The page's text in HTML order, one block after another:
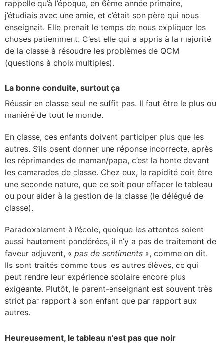
rappelle qu’à l’époque, en 6ème année primaire,
j’étudiais avec une amie, et c’était son père qui nous
enseignait. Elle prenait le temps de nous expliquer les
choses patiemment. C’est elle qui a appris à la majorité
de la classe à résoudre les problèmes de QCM
(questions à choix multiples).
La bonne conduite, surtout ça
Réussir en classe seul ne suffit pas. Il faut être le plus ou
maniéré de tout le monde.
En classe, ces enfants doivent participer plus que les
autres. S’ils osent donner une réponse incorrecte, après
les réprimandes de maman/papa, c’est la honte devant
les camarades de classe. Chez eux, la rapidité doit être
une seconde nature, que ce soit pour effacer le tableau
ou pour aider à la gestion de la classe (le délégué de
classe).
Paradoxalement à l’école, quoique les attentes soient
aussi hautement pondérées, il n’y a pas de traitement de
faveur adjuvent, « pas de sentiments », comme on dit.
Ils sont traités comme tous les autres élèves, ce qui
peut rendre leur expérience scolaire encore plus
exigeante. Plutôt, le parent-enseignant est souvent très
strict par rapport à son enfant que par rapport aux
autres.
Heureusement, le tableau n’est pas que noir